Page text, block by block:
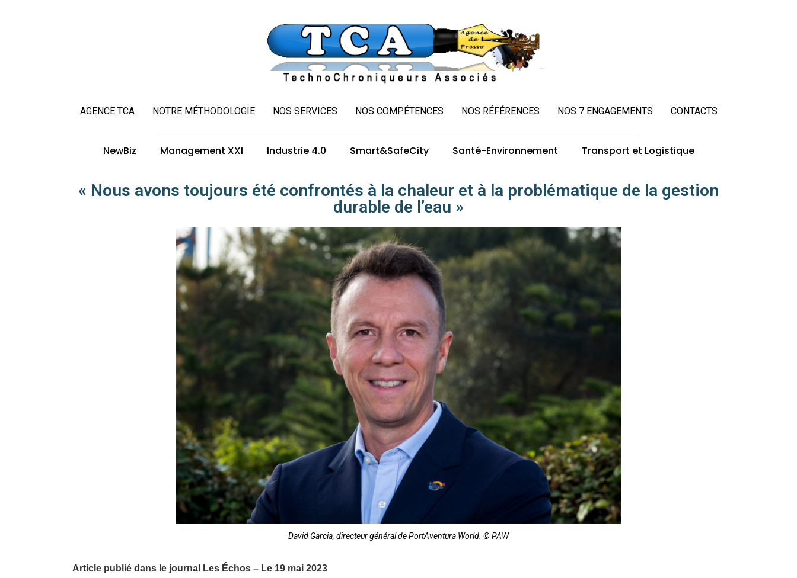
AGENCE TCA NOTRE MÉTHODOLOGIE NOS SERVICES NOS COMPÉTENCES NOS RÉFÉRENCES NOS 7 ENGAGEMENTS CONTACTS
NewBiz Management XXI Industrie 4.0 Smart&SafeCity Santé-Environnement Transport et Logistique
« Nous avons toujours été confrontés à la chaleur et à la problématique de la gestion
durable de l’eau »
David Garcia, directeur général de PortAventura World. © PAW
Article publié dans le journal Les Échos – Le 19 mai 2023